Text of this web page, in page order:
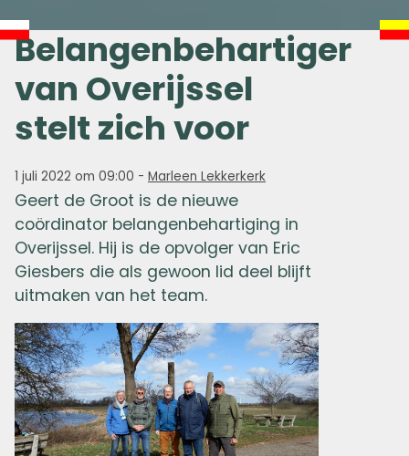
Belangenbehartiger
van Overijssel
stelt zich voor
1 juli 2022 om 09:00 - Marleen Lekkerkerk
Geert de Groot is de nieuwe
coördinator belangenbehartiging in
Overijssel. Hij is de opvolger van Eric
Giesbers die als gewoon lid deel blijft
uitmaken van het team.